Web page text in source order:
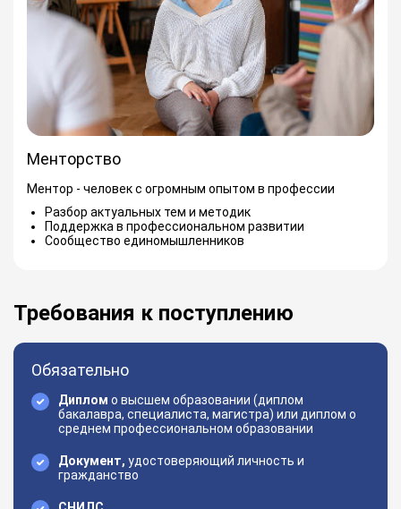
Менторство
Ментор - человек с огромным опытом в профессии
Разбор актуальных тем и методик
Поддержка в профессиональном развитии
Сообщество единомышленников
Требования к поступлению
Обязательно
Диплом о высшем образовании (диплом
бакалавра, специалиста, магистра) или диплом о
среднем профессиональном образовании
Документ, удостоверяющий личность и
гражданство